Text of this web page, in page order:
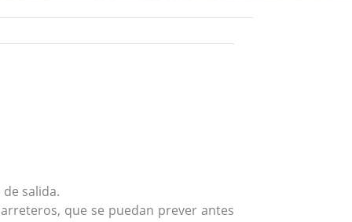
salida.
que se puedan prever antes